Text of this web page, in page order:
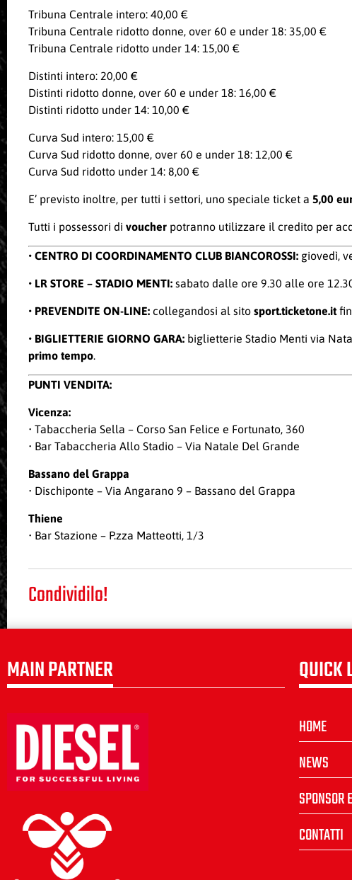
Tribuna Centrale intero: 40,00 €
Tribuna Centrale ridotto donne, over 60 e under 18: 35,00 €
Tribuna Centrale ridotto under 14: 15,00 €
Distinti intero: 20,00 €
Distinti ridotto donne, over 60 e under 18: 16,00 €
Distinti ridotto under 14: 10,00 €
Curva Sud intero: 15,00 €
Curva Sud ridotto donne, over 60 e under 18: 12,00 €
Curva Sud ridotto under 14: 8,00 €
E’ previsto inoltre, per tutti i settori, uno speciale ticket a 5,00
Tutti i possessori di voucher potranno utilizzare il credito per
• CENTRO DI COORDINAMENTO CLUB BIANCOROSSI: giovedì,
• LR STORE – STADIO MENTI: sabato dalle ore 9.30 alle ore
• PREVENDITE ON-LINE: collegandosi al sito sport.ticketone.it
• BIGLIETTERIE GIORNO GARA: biglietterie Stadio Menti via
primo tempo.
PUNTI VENDITA:
Vicenza:
• Tabaccheria Sella – Corso San Felice e Fortunato, 360
• Bar Tabaccheria Allo Stadio – Via Natale Del Grande
Bassano del Grappa
• Dischiponte – Via Angarano 9 – Bassano del Grappa
Thiene
• Bar Stazione – P.zza Matteotti, 1/3
Condividilo!
MAIN PARTNER QUICK
HOME
NEWS
SPONSOR
CONTATTI